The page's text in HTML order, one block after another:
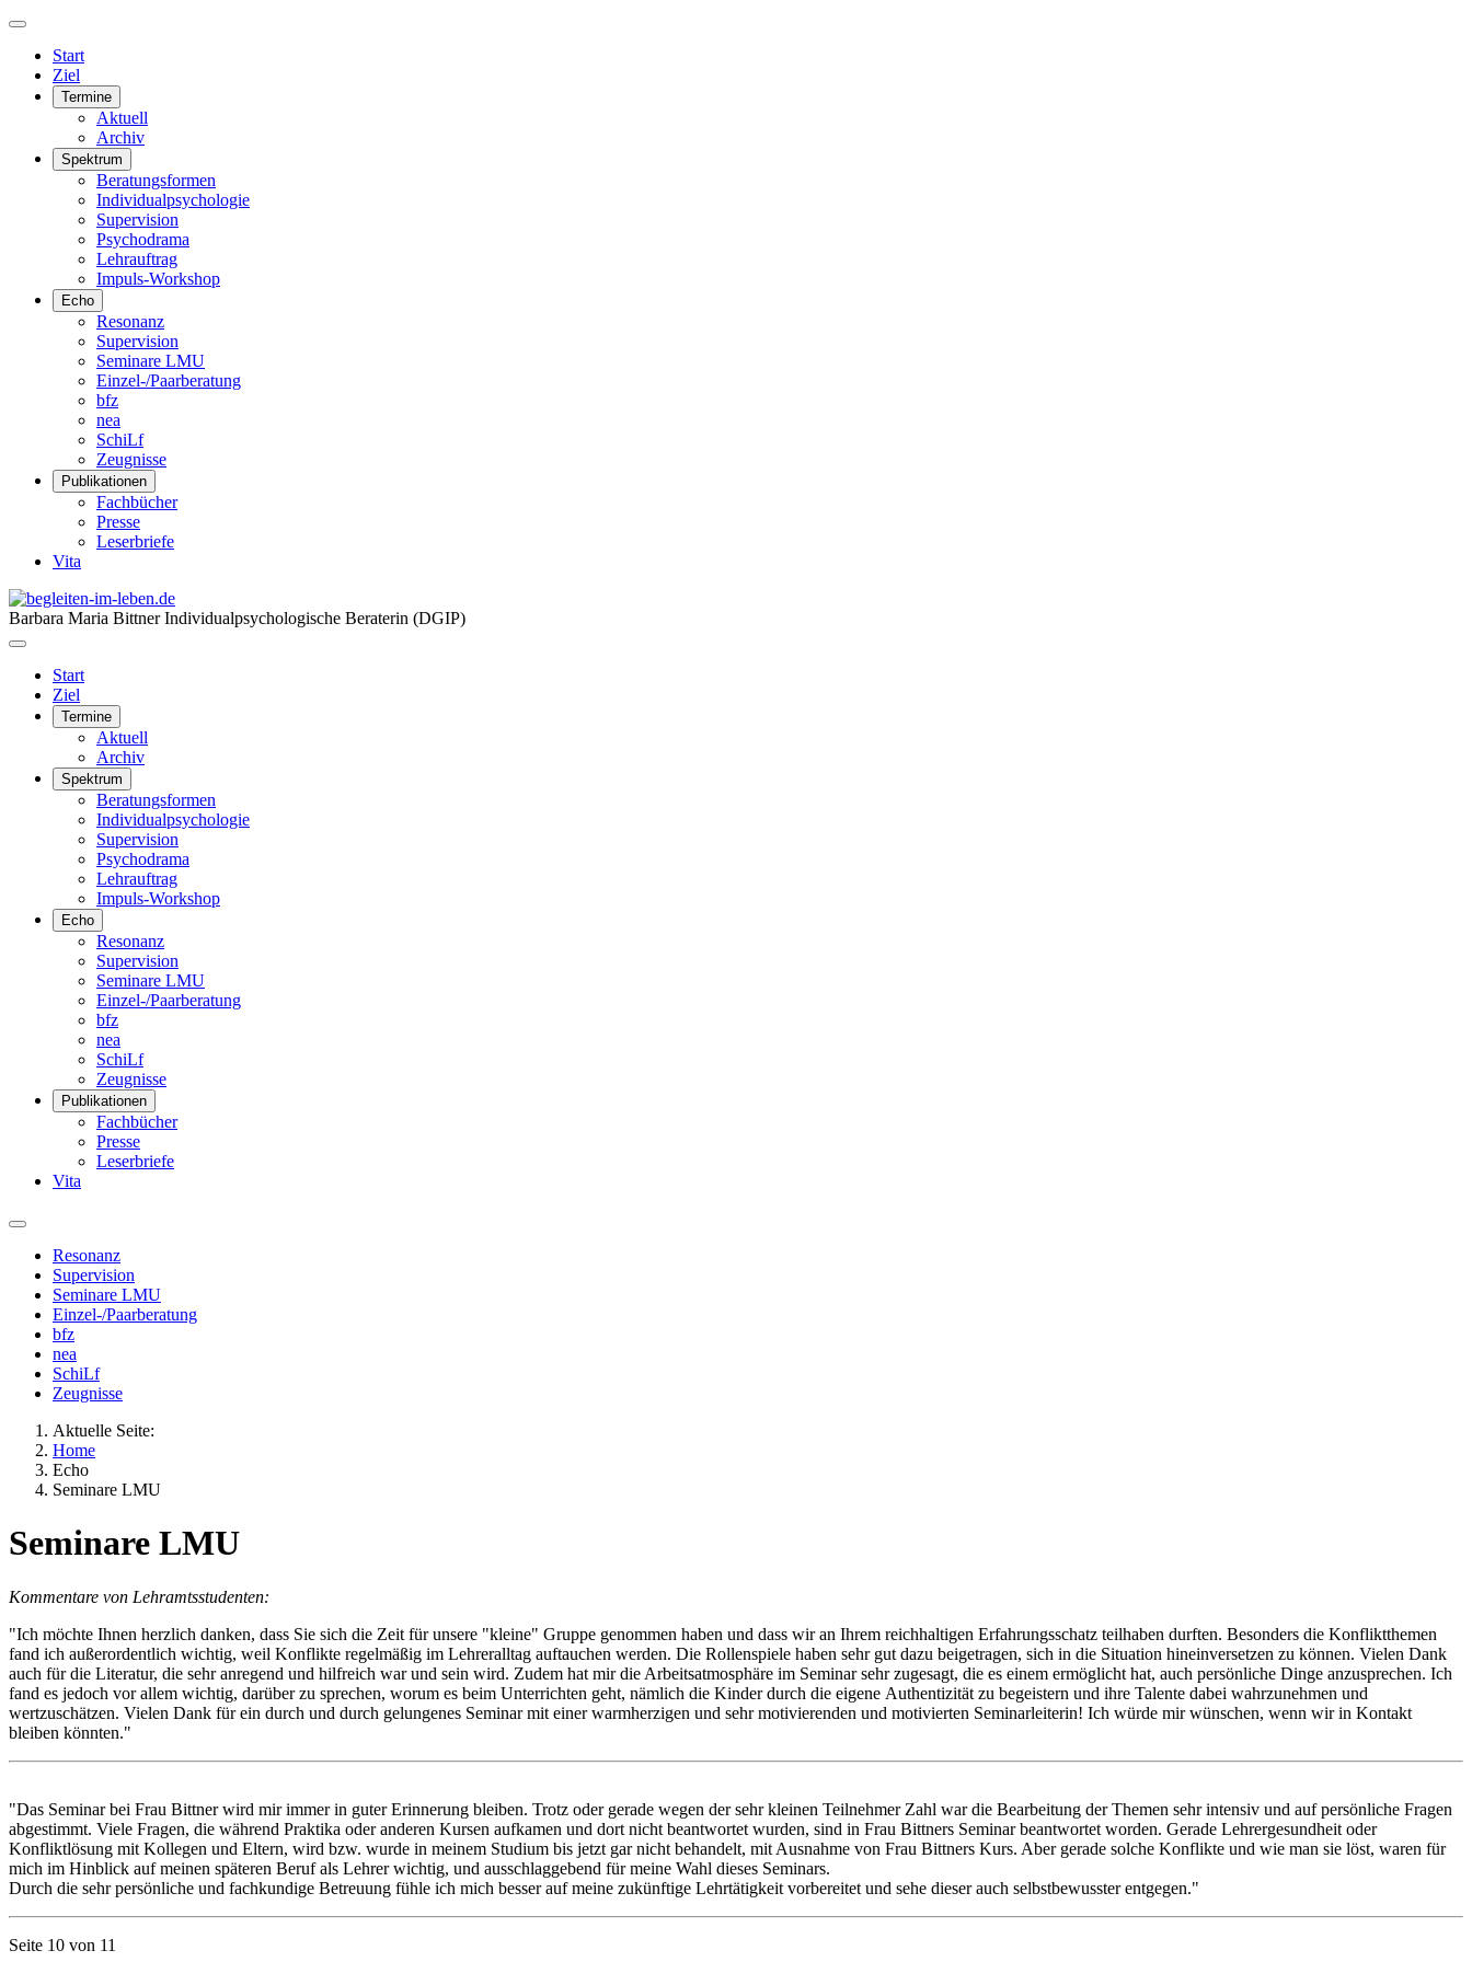
Start
Ziel
Termine
Aktuell
Archiv
Spektrum
Beratungsformen
Individualpsychologie
Supervision
Psychodrama
Lehrauftrag
Impuls-Workshop
Echo
Resonanz
Supervision
Seminare LMU
Einzel-/Paarberatung
bfz
nea
SchiLf
Zeugnisse
Publikationen
Fachbücher
Presse
Leserbriefe
Vita
Barbara Maria BittnerIndividualpsychologische Beraterin (DGIP)
Start
Ziel
Termine
Aktuell
Archiv
Spektrum
Beratungsformen
Individualpsychologie
Supervision
Psychodrama
Lehrauftrag
Impuls-Workshop
Echo
Resonanz
Supervision
Seminare LMU
Einzel-/Paarberatung
bfz
nea
SchiLf
Zeugnisse
Publikationen
Fachbücher
Presse
Leserbriefe
Vita
Resonanz
Supervision
Seminare LMU
Einzel-/Paarberatung
bfz
nea
SchiLf
Zeugnisse
Aktuelle Seite:
Home
Echo
Seminare LMU
Seminare LMU
Kommentare von Lehramtsstudenten:
"Ich möchte Ihnen herzlich danken, dass Sie sich die Zeit für unsere "kleine" Gruppe genommen haben und dass wir an Ihrem reichhaltigen Erfahrungsschatz teilhaben durften. Besonders die Konfliktthemen
fand ich außerordentlich wichtig, weil Konflikte regelmäßig im Lehreralltag auftauchen werden. Die Rollenspiele haben sehr gut dazu beigetragen, sich in die Situation hineinversetzen zu können. Vielen Dank
auch für die Literatur, die sehr anregend und hilfreich war und sein wird. Zudem hat mir die Arbeitsatmosphäre im Seminar sehr zugesagt, die es einem ermöglicht hat, auch persönliche Dinge anzusprechen. Ich
fand es jedoch vor allem wichtig, darüber zu sprechen, worum es beim Unterrichten geht, nämlich die Kinder durch die eigene Authentizität zu begeistern und ihre Talente dabei wahrzunehmen und
wertzuschätzen. Vielen Dank für ein durch und durch gelungenes Seminar mit einer warmherzigen und sehr motivierenden und motivierten Seminarleiterin! Ich würde mir wünschen, wenn wir in Kontakt
bleiben könnten."
"Das Seminar bei Frau Bittner wird mir immer in guter Erinnerung bleiben. Trotz oder gerade wegen der sehr kleinen Teilnehmer Zahl war die Bearbeitung der Themen sehr intensiv und auf persönliche Fragen
abgestimmt. Viele Fragen, die während Praktika oder anderen Kursen aufkamen und dort nicht beantwortet wurden, sind in Frau Bittners Seminar beantwortet worden. Gerade Lehrergesundheit oder
Konfliktlösung mit Kollegen und Eltern, wird bzw. wurde in meinem Studium bis jetzt gar nicht behandelt, mit Ausnahme von Frau Bittners Kurs. Aber gerade solche Konflikte und wie man sie löst, waren für
mich im Hinblick auf meinen späteren Beruf als Lehrer wichtig, und ausschlaggebend für meine Wahl dieses Seminars.
Durch die sehr persönliche und fachkundige Betreuung fühle ich mich besser auf meine zukünftige Lehrtätigkeit vorbereitet und sehe dieser auch selbstbewusster entgegen."
Seite 10 von 11